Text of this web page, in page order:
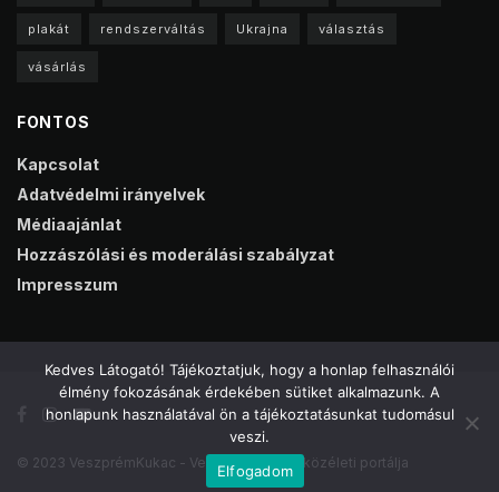
plakát rendszerváltás Ukrajna választás
vásárlás
FONTOS
Kapcsolat
Adatvédelmi irányelvek
Médiaajánlat
Hozzászólási és moderálási szabályzat
Impresszum
© 2023 VeszprémKukac - Veszprém online közéleti portálja
Kedves Látogató! Tájékoztatjuk, hogy a honlap felhasználói
élmény fokozásának érdekében sütiket alkalmazunk. A
honlapunk használatával ön a tájékoztatásunkat tudomásul
veszi.
Elfogadom